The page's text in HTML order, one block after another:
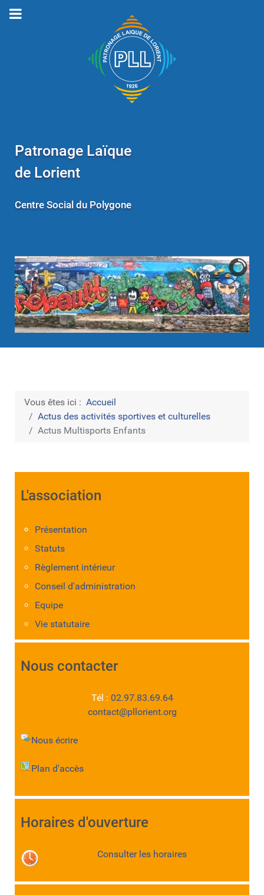
Patronage Laïque
de Lorient
Centre Social du Polygone
Vous êtes ici : Accueil
Actus des activités sportives et culturelles
Actus Multisports Enfants
L'association
Présentation
Statuts
Règlement intérieur
Conseil d'administration
Equipe
Vie statutaire
Nous contacter
Tél : 02.97.83.69.64
contact@pllorient.org
Nous écrire
Plan d'accès
Horaires d'ouverture
Consulter les horaires